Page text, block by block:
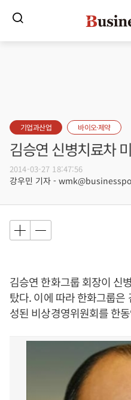
기업과산업 바이오·제약
김승연 신병치료차
2014-03-27 18:47:56
강우민 기자 -
김승연 한화그룹 회장이 신
탔다. 이에 따라 한화그룹
성된 비상경영위원회를 한